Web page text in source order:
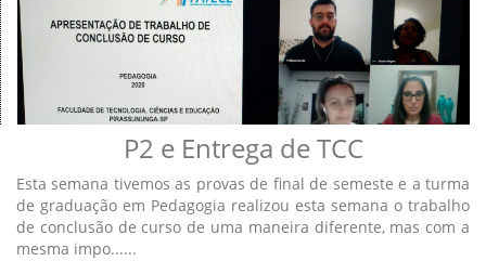
P2 e Entrega de TCC
Esta semana tivemos as provas de final de semeste e a turma
de graduação em Pedagogia realizou esta semana o trabalho
de conclusão de curso de uma maneira diferente, mas com a
mesma impo......